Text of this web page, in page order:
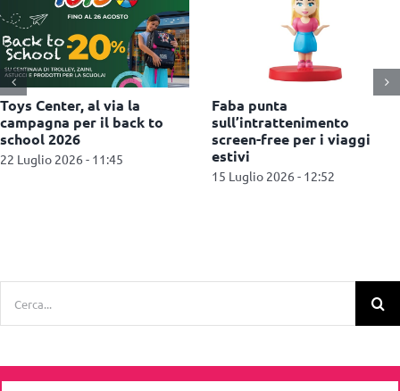
Hasbro lancia Blooms, la
linea kidult di Play-Doh
15 Luglio 2026 - 12:39
Città del sole: Il gioco di
inOrto fa tappa a Pavia
24 Giugno 2026 - 11:28
per:
Harry Potter e la Pietra Filosofale: il trailer della serie
Hbo in arrivo a Natale